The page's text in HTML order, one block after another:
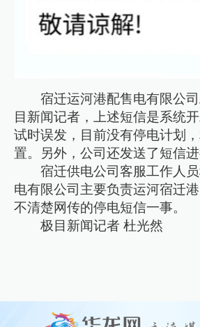
宿迁运河港配售电有限公
目新闻记者，上述短信是系统
试时误发，目前没有停电计划
置。另外，公司还发送了短信进
宿迁供电公司客服工作人
电有限公司主要负责运河宿迁
不清楚网传的停电短信一事。
极目新闻记者 杜光然